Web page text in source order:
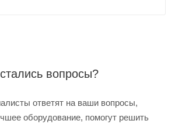
вопросы?
ответят на ваши вопросы,
оборудование, помогут решить